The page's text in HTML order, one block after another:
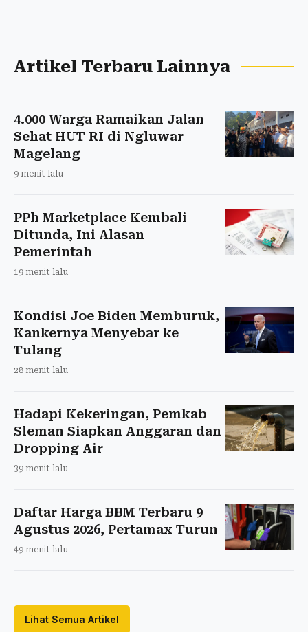
Artikel Terbaru Lainnya
4.000 Warga Ramaikan Jalan
Sehat HUT RI di Ngluwar
Magelang
9 menit lalu
PPh Marketplace Kembali
Ditunda, Ini Alasan
Pemerintah
19 menit lalu
Kondisi Joe Biden Memburuk,
Kankernya Menyebar ke
Tulang
28 menit lalu
Hadapi Kekeringan, Pemkab
Sleman Siapkan Anggaran dan
Dropping Air
39 menit lalu
Daftar Harga BBM Terbaru 9
Agustus 2026, Pertamax Turun
49 menit lalu
Lihat Semua Artikel